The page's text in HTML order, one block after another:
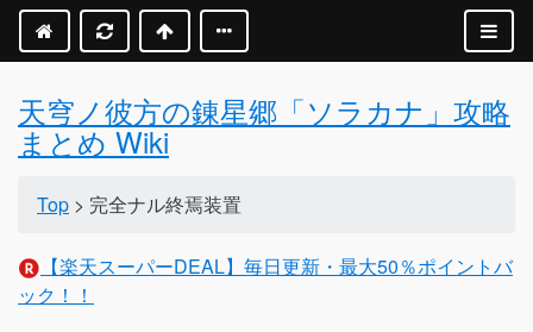
天穹ノ彼方の錬星郷「ソラカナ」攻略
まとめ Wiki
Top > 完全ナル終焉装置
【楽天スーパーDEAL】毎日更新・最大50％ポイントバ
ック！！